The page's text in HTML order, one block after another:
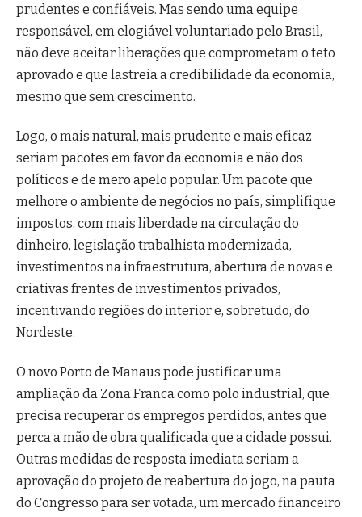
prudentes e confiáveis. Mas sendo uma equipe
responsável, em elogiável voluntariado pelo Brasil,
não deve aceitar liberações que comprometam o teto
aprovado e que lastreia a credibilidade da economia,
mesmo que sem crescimento.
Logo, o mais natural, mais prudente e mais eficaz
seriam pacotes em favor da economia e não dos
políticos e de mero apelo popular. Um pacote que
melhore o ambiente de negócios no país, simplifique
impostos, com mais liberdade na circulação do
dinheiro, legislação trabalhista modernizada,
investimentos na infraestrutura, abertura de novas e
criativas frentes de investimentos privados,
incentivando regiões do interior e, sobretudo, do
Nordeste.
O novo Porto de Manaus pode justificar uma
ampliação da Zona Franca como polo industrial, que
precisa recuperar os empregos perdidos, antes que
perca a mão de obra qualificada que a cidade possui.
Outras medidas de resposta imediata seriam a
aprovação do projeto de reabertura do jogo, na pauta
do Congresso para ser votada, um mercado financeiro